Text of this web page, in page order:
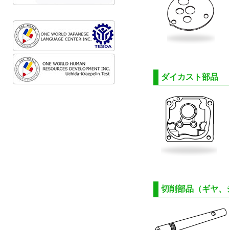
ダイカスト部品
切削部品（ギヤ